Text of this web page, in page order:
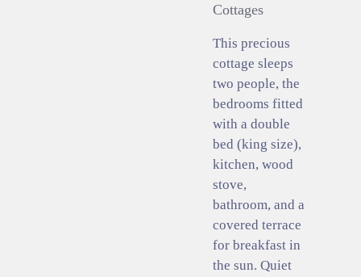
Cottages
This precious
cottage sleeps
two people, the
bedrooms fitted
with a double
bed (king size),
kitchen, wood
stove,
bathroom, and a
covered terrace
for breakfast in
the sun. Quiet